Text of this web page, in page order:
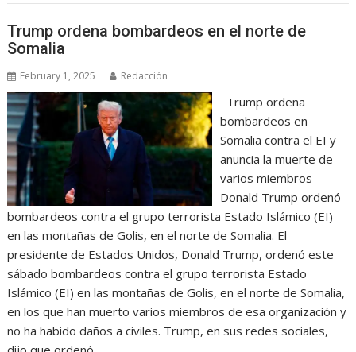
Trump ordena bombardeos en el norte de
Somalia
February 1, 2025 Redacción
Trump ordena
bombardeos en
Somalia contra el EI y
anuncia la muerte de
varios miembros
Donald Trump ordenó
bombardeos contra el grupo terrorista Estado Islámico (EI)
en las montañas de Golis, en el norte de Somalia. El
presidente de Estados Unidos, Donald Trump, ordenó este
sábado bombardeos contra el grupo terrorista Estado
Islámico (EI) en las montañas de Golis, en el norte de Somalia,
en los que han muerto varios miembros de esa organización y
no ha habido daños a civiles. Trump, en sus redes sociales,